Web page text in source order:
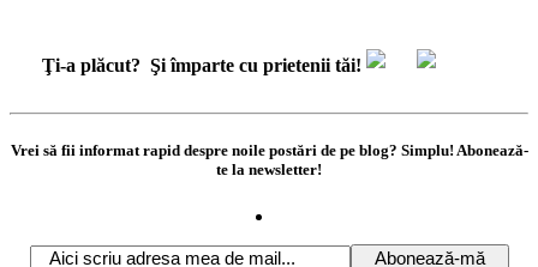
Ţi-a plăcut? Şi împarte cu prietenii tăi!
Vrei să fii informat rapid despre noile postări de pe blog? Simplu! Abonează-
te la newsletter!